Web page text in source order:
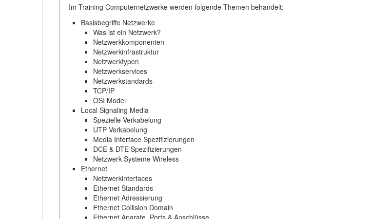
Im Training Computernetzwerke werden folgende Themen behandelt:
Basisbegriffe Netzwerke
Was ist ein Netzwerk?
Netzwerkkomponenten
Netzwerkinfrastruktur
Netzwerktypen
Netzwerkservices
Netzwerkstandards
TCP/IP
OSI Model
Local Signaling Media
Spezielle Verkabelung
UTP Verkabelung
Media Interface Spezifizierungen
DCE & DTE Spezifizierungen
Netzwerk Systeme Wireless
Ethernet
Netzwerkinterfaces
Ethernet Standards
Ethernet Adressierung
Ethernet Collision Domain
Ethernet Aparate, Ports & Anschlüsse